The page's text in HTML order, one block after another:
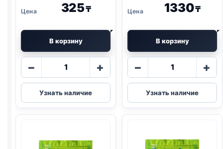
325₸
В корзину
−
Количество
TitBit
колбаски
(БАВАРСКИЕ)
+
Узнать наличие
1330₸
В корзину
−
Количество
TitBit
дольки
(МИНИ
100г
+
Узнать наличие